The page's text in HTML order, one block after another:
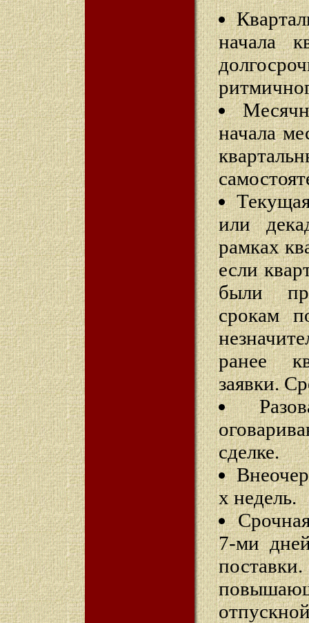
начала
начала
или
рамках
если
были
срокам
ранее
заявки.
сделке.
х недель.
7-ми